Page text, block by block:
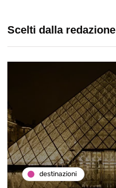
Scelti dalla redazione
destinazioni